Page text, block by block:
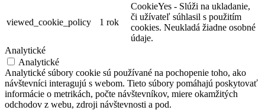
viewed_cookie_policy 1 rok
CookieYes - Slúži na ukladanie,
či užívateľ súhlasil s použitím
cookies. Neukladá žiadne osobné
údaje.
Analytické
Analytické
Analytické súbory cookie sú používané na pochopenie toho, ako
návštevníci interagujú s webom. Tieto súbory pomáhajú poskytovať
informácie o metrikách, počte návštevníkov, miere okamžitých
odchodov z webu, zdroji návštevnosti a pod.